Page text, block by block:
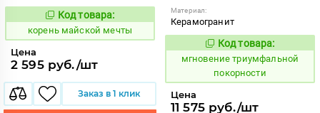
787676
Код товара:
корень майской мечты
Цена
2 595 руб./шт
Заказ в 1 клик
Материал:
Керамогранит
950572
Код товара:
мгновение триумфальной
покорности
Цена
11 575 руб./шт